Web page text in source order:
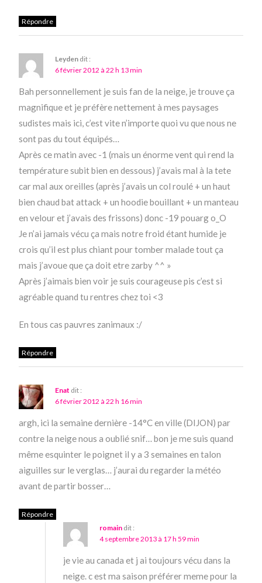
Répondre
Leyden dit :
6 février 2012 à 22 h 13 min
Bah personnellement je suis fan de la neige, je trouve ça
magnifique et je préfère nettement à mes paysages
sudistes mais ici, c’est vite n’importe quoi vu que nous ne
sont pas du tout équipés…
Après ce matin avec -1 (mais un énorme vent qui rend la
température subit bien en dessous) j’avais mal à la tete
car mal aux oreilles (après j’avais un col roulé + un haut
bien chaud bat attack + un hoodie bouillant + un manteau
en velour et j’avais des frissons) donc -19 pouarg o_O
Je n’ai jamais vécu ça mais notre froid étant humide je
crois qu’il est plus chiant pour tomber malade tout ça
mais j’avoue que ça doit etre zarby ^^ »
Après j’aimais bien voir je suis courageuse pis c’est si
agréable quand tu rentres chez toi <3
En tous cas pauvres zanimaux :/
Répondre
Enat dit :
6 février 2012 à 22 h 16 min
argh, ici la semaine dernière -14°C en ville (DIJON) par
contre la neige nous a oublié snif… bon je me suis quand
même esquinter le poignet il y a 3 semaines en talon
aiguilles sur le verglas… j’aurai du regarder la météo
avant de partir bosser…
Répondre
romain dit :
4 septembre 2013 à 17 h 59 min
je vie au canada et j ai toujours vécu dans la
neige. c est ma saison préférer meme pour la